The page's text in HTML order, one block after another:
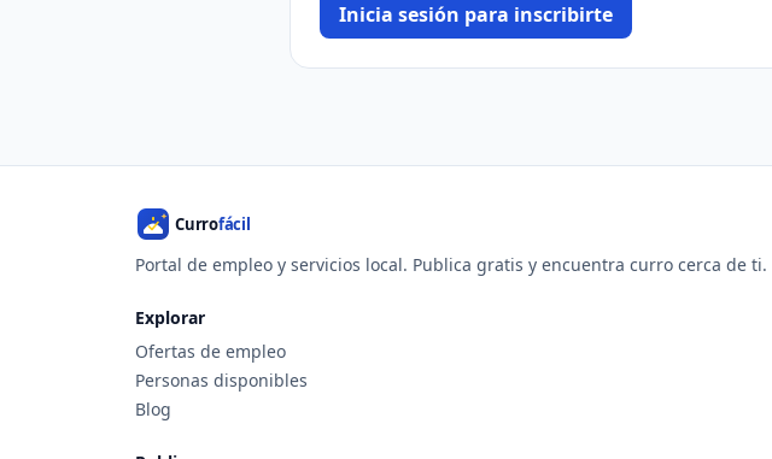
Inicia sesión para inscribirte
Portal de empleo y servicios local. Publica gratis y encuentra curro cerca de ti.
Explorar
Ofertas de empleo
Personas disponibles
Blog